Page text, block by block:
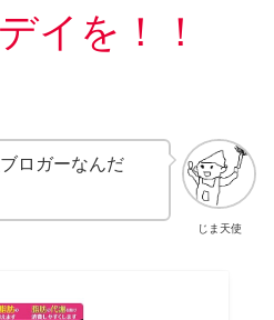
イを！！
じま天使
ロガーなんだ